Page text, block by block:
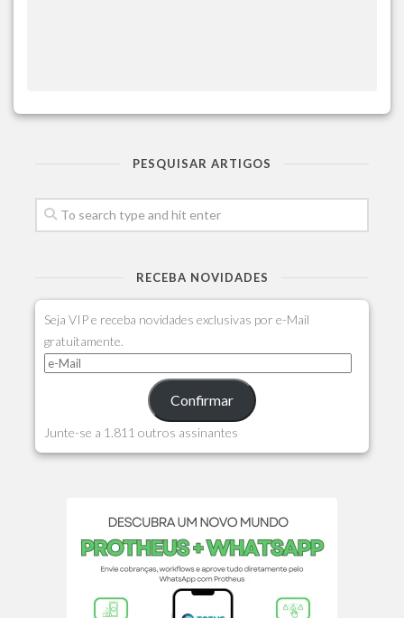
PESQUISAR ARTIGOS
RECEBA NOVIDADES
Seja VIP e receba novidades exclusivas por e-Mail
gratuitamente.
Confirmar
Junte-se a 1.811 outros assinantes